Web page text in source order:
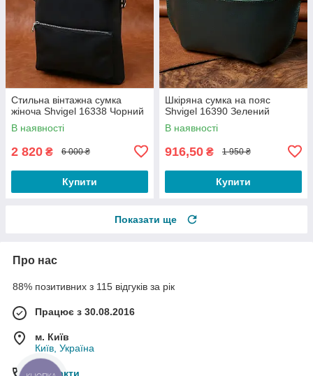
Стильна вінтажна сумка
жіноча Shvigel 16338 Чорний
В наявності
2 820 ₴ 6 000 ₴
Купити
Шкіряна сумка на пояс
Shvigel 16390 Зелений
В наявності
916,50 ₴ 1 950 ₴
Купити
Показати ще
Про нас
88% позитивних з 115 відгуків за рік
Працює з 30.08.2016
м. Київ
Київ, Україна
Контакти